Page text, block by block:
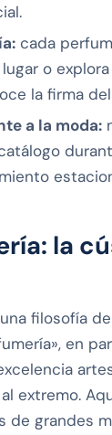
cada
o
la firma
a la moda:
la
filosofía
en
extremo.
de grandes